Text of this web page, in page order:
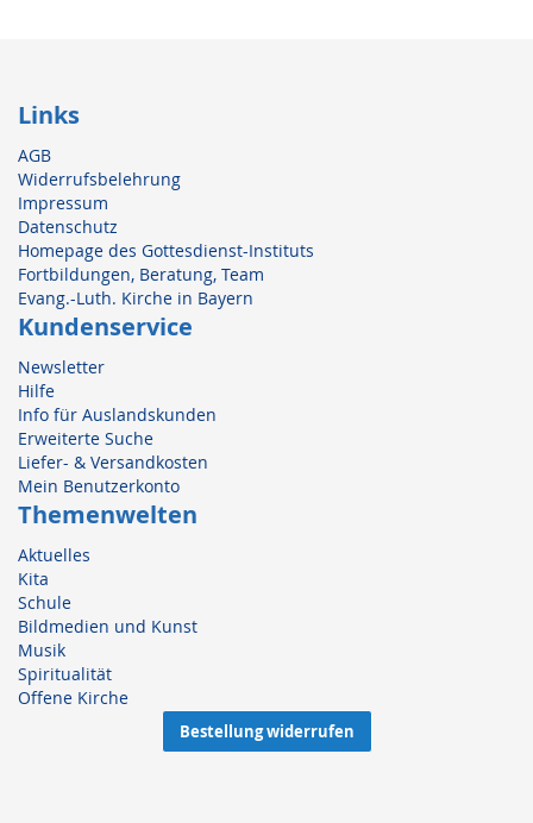
Links
AGB
Widerrufsbelehrung
Impressum
Datenschutz
Homepage des Gottesdienst-Instituts
Fortbildungen, Beratung, Team
Evang.-Luth. Kirche in Bayern
Kundenservice
Newsletter
Hilfe
Info für Auslandskunden
Erweiterte Suche
Liefer- & Versandkosten
Mein Benutzerkonto
Themenwelten
Aktuelles
Kita
Schule
Bildmedien und Kunst
Musik
Spiritualität
Offene Kirche
Bestellung widerrufen